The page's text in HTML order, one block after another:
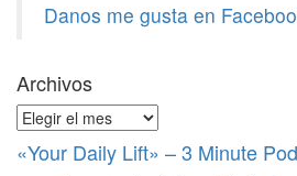
Danos me gusta en
Archivos
Archivos
«Your Daily Lift» – 3 Minute